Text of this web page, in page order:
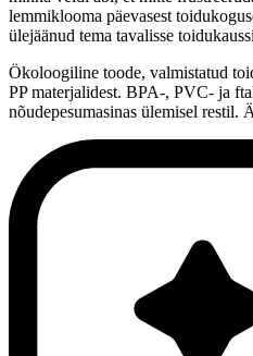
lemmiklooma päevasest
ülejäänud tema tavalisse
Ökoloogiline toode, valmistatud
PP materjalidest. BPA-, PVC- ja
nõudepesumasinas ülemisel restil.